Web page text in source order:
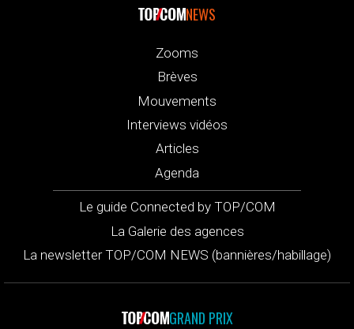
NEWS
Zooms
Brèves
Mouvements
Interviews vidéos
Articles
Agenda
Le guide Connected by TOP/COM
La Galerie des agences
La newsletter TOP/COM NEWS (bannières/habillage)
GRAND PRIX